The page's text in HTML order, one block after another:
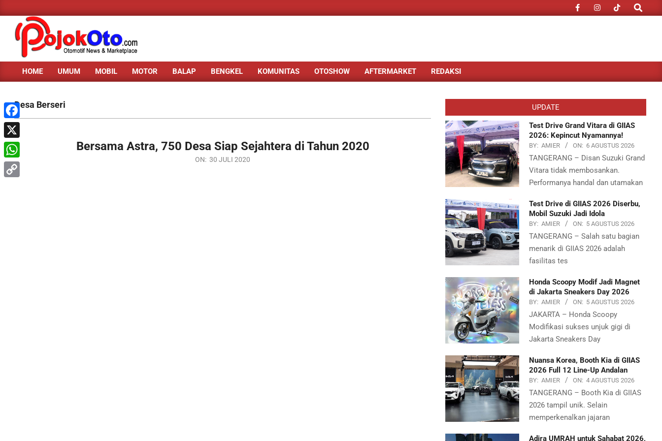
to
content
Search
Primary
Menu
HOME UMUM MOBIL MOTOR BALAP BENGKEL KOMUNITAS OTOSHOW AFTERMARKET REDAKSI
Desa Berseri
Bersama Astra, 750 Desa Siap Sejahtera di Tahun 2020
ON: 30 JULI 2020
UPDATE
Test Drive Grand Vitara di GIIAS
2026: Kepincut Nyamannya!
BY: AMIER ON: 6 AGUSTUS 2026
TANGERANG – Disan Suzuki Grand
Vitara tidak membosankan.
Performanya handal dan utamakan
Test Drive di GIIAS 2026 Diserbu,
Mobil Suzuki Jadi Idola
BY: AMIER ON: 5 AGUSTUS 2026
TANGERANG – Salah satu bagian
menarik di GIIAS 2026 adalah
fasilitas tes
Honda Scoopy Modif Jadi Magnet
di Jakarta Sneakers Day 2026
BY: AMIER ON: 5 AGUSTUS 2026
JAKARTA – Honda Scoopy
Modifikasi sukses unjuk gigi di
Jakarta Sneakers Day
Nuansa Korea, Booth Kia di GIIAS
2026 Full 12 Line-Up Andalan
BY: AMIER ON: 4 AGUSTUS 2026
TANGERANG – Booth Kia di GIIAS
2026 tampil unik. Selain
memperkenalkan jajaran
Adira UMRAH untuk Sahabat 2026,
Facebook
X
WhatsApp